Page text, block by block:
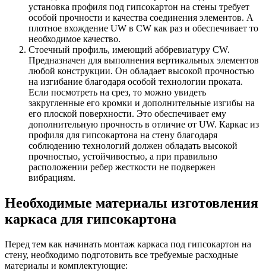
установка профиля под гипсокартон на стены требует
особой прочности и качества соединения элементов. А
плотное вхождение UW в CW как раз и обеспечивает то
необходимое качество.
Стоечный профиль, имеющий аббревиатуру CW.
Предназначен для выполнения вертикальных элементов
любой конструкции. Он обладает высокой прочностью
на изгибание благодаря особой технологии проката.
Если посмотреть на срез, то можно увидеть
закругленные его кромки и дополнительные изгибы на
его плоской поверхности. Это обеспечивает ему
дополнительную прочность в отличие от UW. Каркас из
профиля для гипсокартона на стену благодаря
соблюдению технологий должен обладать высокой
прочностью, устойчивостью, а при правильно
расположении ребер жесткости не подвержен
вибрациям.
Необходимые материалы изготовления
каркаса для гипсокартона
Перед тем как начинать монтаж каркаса под гипсокартон на
стену, необходимо подготовить все требуемые расходные
материалы и комплектующие: